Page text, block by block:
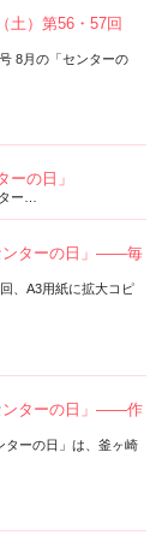
土）第56・57回
8月の「センターの
ーの日」
ー…
ンターの日」——毎
、A3用紙に拡大コピ
ンターの日」——作
ターの日」は、釜ヶ崎